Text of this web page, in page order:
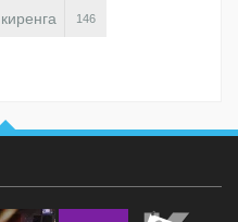
киренга 146